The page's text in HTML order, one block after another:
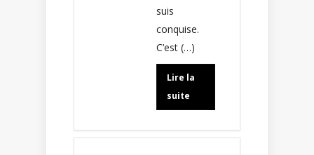
suis
conquise.
C’est (…)
Lire la
suite